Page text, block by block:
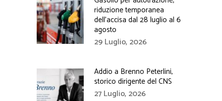
riduzione temporanea
dell’accisa dal 28 luglio al 6
agosto
29 Luglio, 2026
Addio a Brenno Peterlini,
storico dirigente del CNS
27 Luglio, 2026